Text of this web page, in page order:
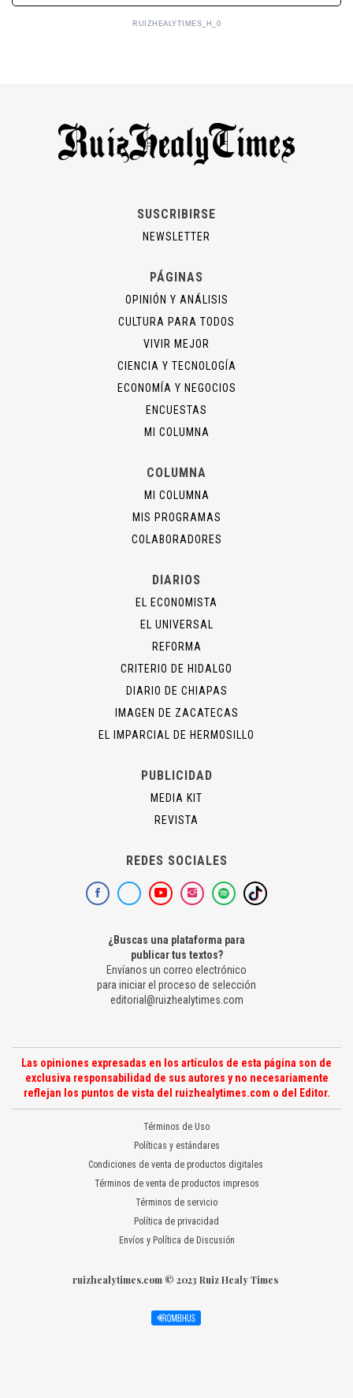
RUIZHEALYTIMES_H_0
SUSCRIBIRSE
NEWSLETTER
PÁGINAS
OPINIÓN Y ANÁLISIS
CULTURA PARA TODOS
VIVIR MEJOR
CIENCIA Y TECNOLOGÍA
ECONOMÍA Y NEGOCIOS
ENCUESTAS
MI COLUMNA
COLUMNA
MI COLUMNA
MIS PROGRAMAS
COLABORADORES
DIARIOS
EL ECONOMISTA
EL UNIVERSAL
REFORMA
CRITERIO DE HIDALGO
DIARIO DE CHIAPAS
IMAGEN DE ZACATECAS
EL IMPARCIAL DE HERMOSILLO
PUBLICIDAD
MEDIA KIT
REVISTA
REDES SOCIALES
¿Buscas una plataforma para
publicar tus textos?
Envíanos un correo electrónico
para iniciar el proceso de selección
editorial@ruizhealytimes.com
Las opiniones expresadas en los artículos de esta página son de
exclusiva responsabilidad de sus autores y no necesariamente
reflejan los puntos de vista del ruizhealytimes.com o del Editor.
Términos de Uso
Políticas y estándares
Condiciones de venta de productos digitales
Términos de venta de productos impresos
Términos de servicio
Política de privacidad
Envíos y Política de Discusión
ruizhealytimes.com © 2023 Ruiz Healy Times